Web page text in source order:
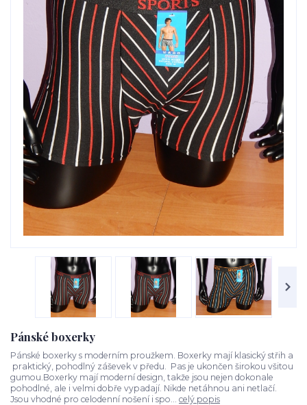
Pánské boxerky
Pánské boxerky s moderním proužkem. Boxerky mají klasický střih a
praktický, pohodlný záševek v předu. Pas je ukončen širokou všitou
gumou.Boxerky mají moderní design, takže jsou nejen dokonale
pohodlné, ale i velmi dobře vypadají. Nikde netáhnou ani netlačí.
Jsou vhodné pro celodenní nošení i spo... celý popis